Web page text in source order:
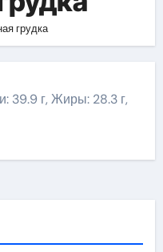
грудка
39.9 г, Жиры: 28.3 г,